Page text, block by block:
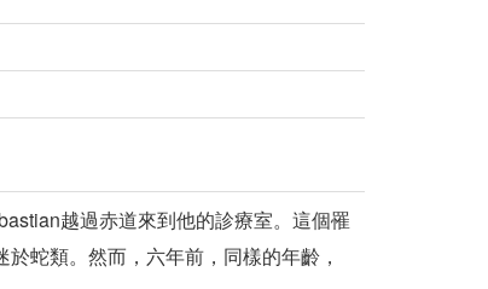
越過赤道來到他的診療室。這個罹
蛇類。然而，六年前，同樣的年齡，